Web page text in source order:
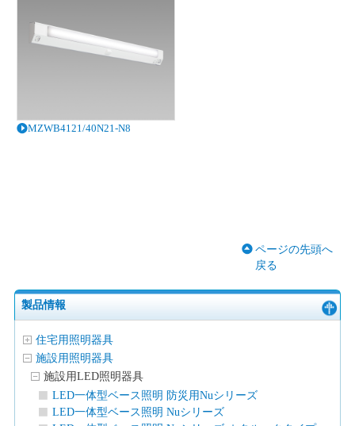
製品情報
住宅用照明器具
施設用照明器具
施設用LED照明器具
LED一体型ベース照明 防災用Nuシリーズ
LED一体型ベース照明 Nuシリーズ
MZWB4121/40N21-N8
ページの先頭へ
戻る